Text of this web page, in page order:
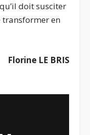
doit susciter
transformer en
Florine LE BRIS